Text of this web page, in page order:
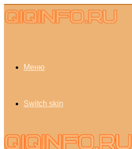
Меню
Switch skin